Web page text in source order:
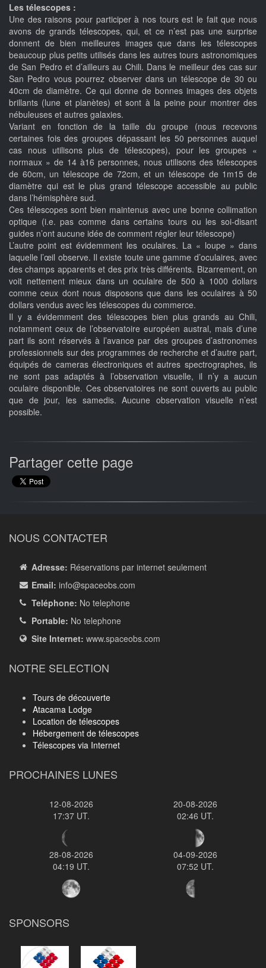
Les télescopes :
Une des raisons pour participer à nos tours est le fait que nous
avons de grands télescopes, qui, et ce n’est pas une surprise
donnent de bien meilleures images que dans les télescopes
beaucoup plus petits utilisés dans les autres tours astronomiques
de San Pedro et d’ailleurs au Chili. Dans le meilleur des cas sur
San Pedro vous pourrez observer dans un télescope de 30 ou
40cm de diamètre. Ce qui donne de bonnes images des objets
brillants (lune et planètes) et sont à la peine pour montrer des
nébuleuses et autres galaxies.
Variant en fonction de la taille du groupe (nous recevons
certaines fois des groupes dépassant les 50 personnes auquel
cas nous utilisons plus de télescopes), pour les groupes «
normaux » de 14 à16 personnes, nous utilisons des télescopes
de 60cm, un télescope de 72cm, et un télescope de 1m15 de
diamètre qui est le plus grand télescope accessible au public
dans l’hémisphère sud.
Ces télescopes sont bien maintenus avec une bonne collimation
optique (i.e. pas comme dans certains tours ou les soi-disant
guides n’ont aucune idée de comment régler leur télescope)
L’autre point est évidemment les oculaires. La « loupe » dans
laquelle l’œil observe. Il existe toute une gamme d’oculaires, avec
des champs apparents et des prix très différents. Bizarrement, on
voit nettement mieux dans un oculaire de 500 à 1000 dollars
comme ceux dont nous disposons que dans les oculaires à 50
dollars vendus avec les télescopes du commerce.
Il y a évidemment des télescopes bien plus grands au Chili,
notamment ceux de l’observatoire européen austral, mais d’une
part ils sont réservés à l’avance par des groupes d’astronomes
professionnels sur des programmes de recherche et d’autre part,
équipés de cameras électroniques et autres spectrographes, ils
ne sont pas adaptés à l’observation visuelle, il n’y a aucun
oculaire disponible. Ces observatoires ne sont ouverts au public
que de jour, les samedis. Aucune observation visuelle n’est
possible.
Partager cette page
NOUS CONTACTER
Adresse: Réservations par internet seulement
Email: info@spaceobs.com
Teléphone: No telephone
Portable: No telephone
Site Internet: www.spaceobs.com
NOTRE SELECTION
Tours de découverte
Atacama Lodge
Location de télescopes
Hébergement de télescopes
Télescopes via Internet
PROCHAINES LUNES
12-08-2026
17:37 UT.
20-08-2026
02:46 UT.
28-08-2026
04:19 UT.
04-09-2026
07:52 UT.
SPONSORS